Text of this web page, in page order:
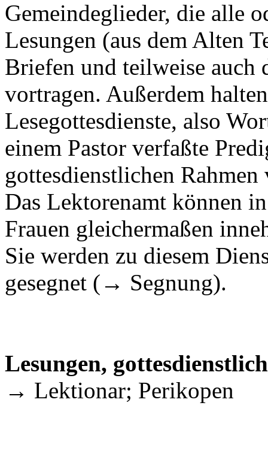
Gemeindeglieder, die alle
Lesungen (aus dem Alten
Briefen und teilweise auch
vortragen. Außerdem
Lesegottesdienste, also
einem Pastor verfaßte
gottesdienstlichen Rahmen
Das Lektorenamt können
Frauen gleichermaßen
Sie werden zu diesem
gesegnet (→ Segnung).
Lesungen,
→ Lektionar; Perikopen